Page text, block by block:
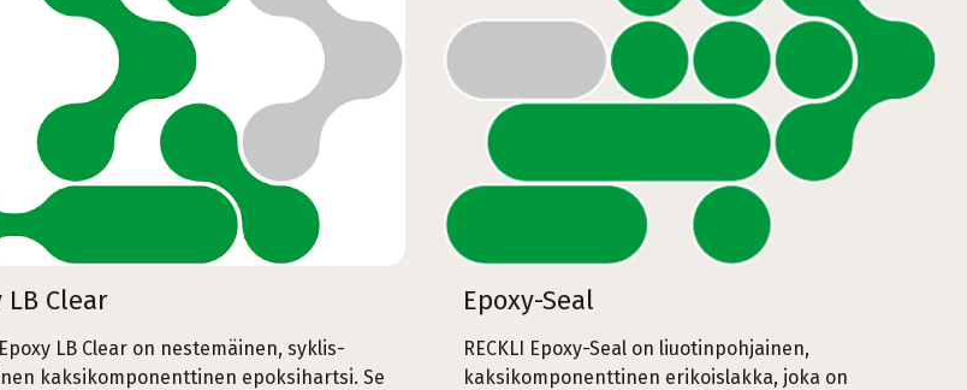
LB Clear
Epoxy LB Clear on nestemäinen, syklis-
kaksikomponenttinen epoksihartsi. Se
Epoxy-Seal
RECKLI Epoxy-Seal on liuotinpohjainen,
kaksikomponenttinen erikoislakka, joka on